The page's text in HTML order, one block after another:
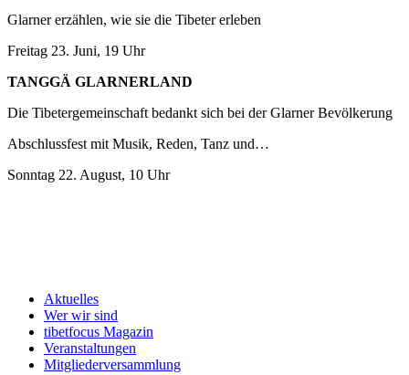
Glarner erzählen, wie sie die Tibeter erleben
Freitag 23. Juni, 19 Uhr
TANGGÄ GLARNERLAND
Die Tibetergemeinschaft bedankt sich bei der Glarner Bevölkerung
Abschlussfest mit Musik, Reden, Tanz und…
Sonntag 22. August, 10 Uhr
Aktuelles
Wer wir sind
tibetfocus Magazin
Veranstaltungen
Mitgliederversammlung